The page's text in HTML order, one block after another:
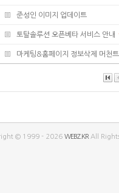
준성인 이미지 업데이트
토탈솔루션 오픈베타 서비스 안내
마케팅&홈페이지 정보삭제 머천
© 1999 - 2026WEBZ.KR All